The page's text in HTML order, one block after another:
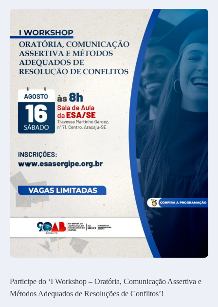
Participe do ‘I Workshop – Oratória, Comunicação Assertiva e
Métodos Adequados de Resoluções de Conflitos’!